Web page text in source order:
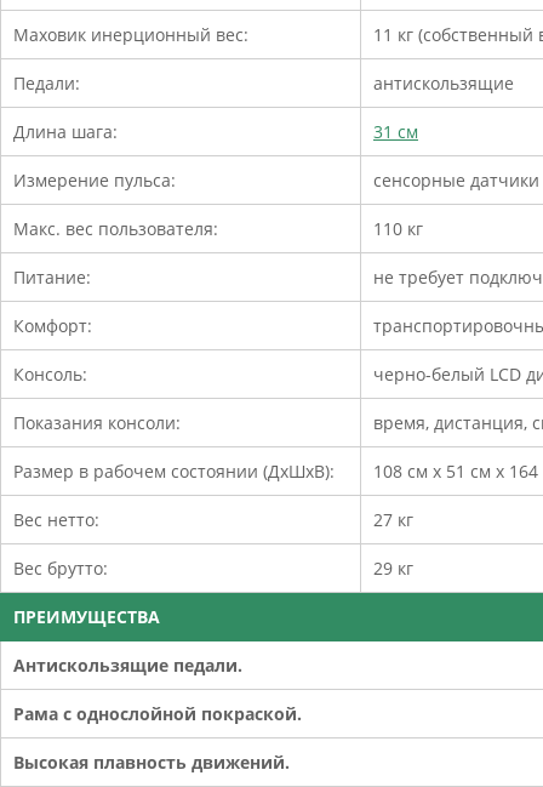
Маховик инерционный вес: 11 кг (собственный
Педали: антискользящие
Длина шага: 31 см
Измерение пульса: сенсорные датчики
Макс. вес пользователя: 110 кг
Питание: не требует
Комфорт:
Консоль: черно-белый LCD
Показания консоли: время, дистанция,
Размер в рабочем состоянии (ДхШхВ): 108 см х 51 см х
Вес нетто: 27 кг
Вес брутто: 29 кг
ПРЕИМУЩЕСТВА
Антискользящие педали.
Рама с однослойной покраской.
Высокая плавность движений.